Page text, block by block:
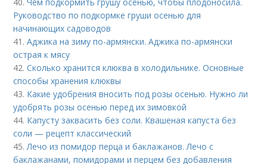
Руководство по подкормке груши осенью для
начинающих садоводов
41.Аджика на зиму по-армянски. Аджика по-армянски
острая к мясу
42.Сколько хранится клюква в холодильнике. Основные
способы хранения клюквы
43. Какие удобрения вносить под розы осенью. Нужно ли
удобрять розы осенью перед их зимовкой
44. Капусту заквасить без соли. Квашеная капуста без
соли — рецепт классический
45.Лечо из помидор перца и баклажанов. Лечо с
баклажанами, помидорами и перцем без добавления